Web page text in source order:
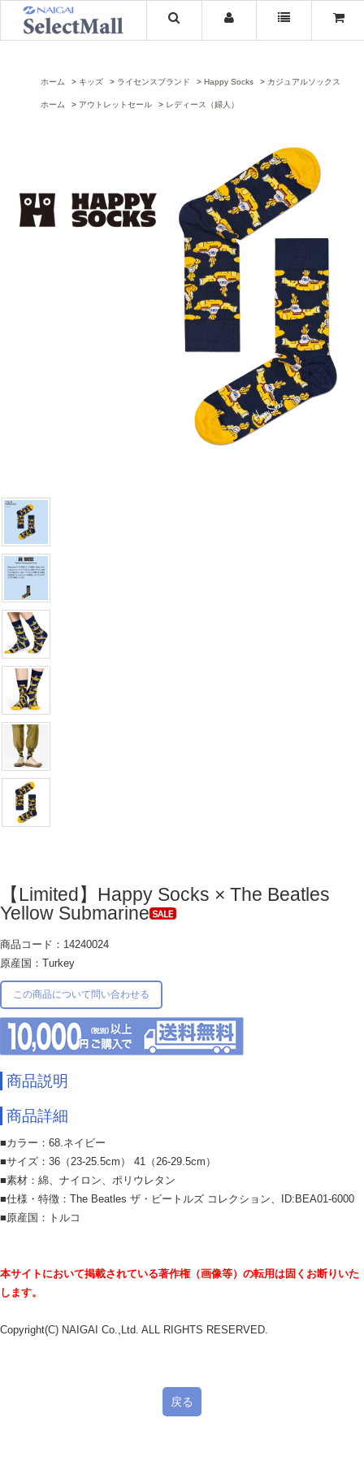
ホーム キッズ ライセンスブランド Happy Socks カジュアルソックス
ホーム アウトレットセール レディース（婦人）
【Limited】Happy Socks × The Beatles
Yellow Submarine
商品コード：14240024
原産国：Turkey
この商品について問い合わせる
商品説明
商品詳細
■カラー：68.ネイビー
■サイズ：36（23-25.5cm） 41（26-29.5cm）
■素材：綿、ナイロン、ポリウレタン
■仕様・特徴：The Beatles ザ・ビートルズ コレクション、ID:BEA01-6000
■原産国：トルコ
本サイトにおいて掲載されている著作権（画像等）の転用は固くお断りいた
します。
Copyright(C) NAIGAI Co.,Ltd. ALL RIGHTS RESERVED.
戻る